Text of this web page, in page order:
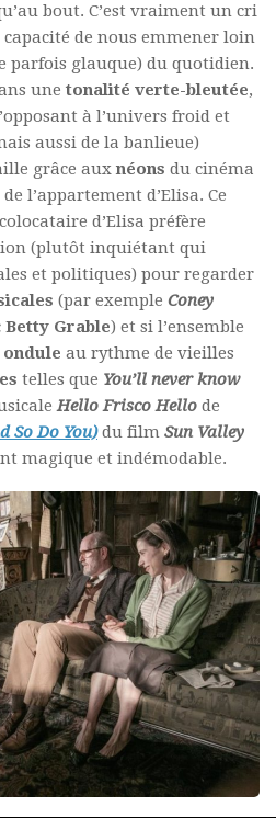
bout. C’est vraiment un cri
de nous emmener loin
parfois glauque) du quotidien.
une tonalité verte-bleutée,
à l’univers froid et
aussi de la banlieue)
grâce auxnéons du cinéma
l’appartement d’Elisa. Ce
d’Elisa préfère
(plutôt inquiétant qui
et politiques) pour regarder
(par exemple Coney
Betty Grable) et si l’ensemble
ondule au rythme de vieilles
telles que You’ll never know
Hello Frisco Hello de
So Do You)du film Sun Valley
magique et indémodable.